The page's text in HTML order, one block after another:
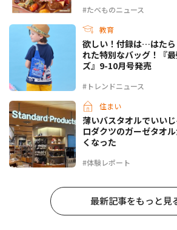
#たべものニュース
教育
#トレンドニュース
欲しい！付録は…はた
れた特別なバッグ！『
ズ』9-10月号発売
住まい
#体験レポート
薄いバスタオルでいい
ロダクツのガーゼタオ
くなった
最新記事をもっと見